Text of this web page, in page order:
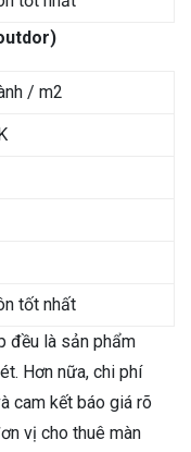
/ m2
tốt nhất
đều là sản phẩm
Hơn nữa, chi phí
cam kết báo giá rõ
vị cho thuê màn